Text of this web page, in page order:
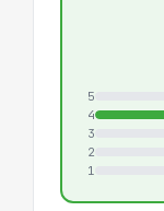
5
4
3
2
1